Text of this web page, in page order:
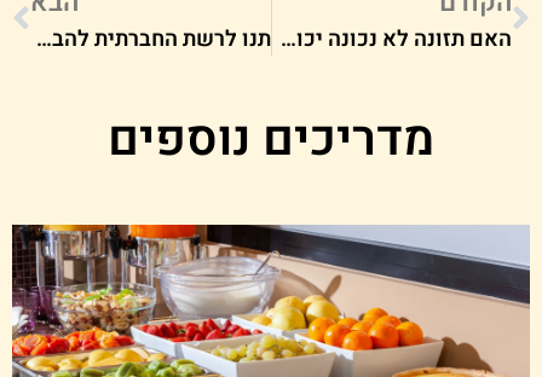
האם תזונה לא נכונה יכולה לגרום לנשירת שיער? תנו לרשת החברתית להביא לכם לקוחות: איך מפרסמים בית קפה בפייסבוק?
מדריכים נוספים